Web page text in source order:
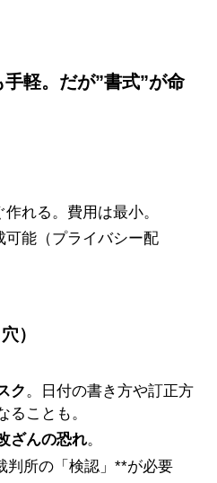
軽。だが”書式”が命
れる。費用は最小。
可能（プライバシー配
）
ク。日付の書き方や訂正方
ることも。
ざんの恐れ。
判所の「検認」**が必要